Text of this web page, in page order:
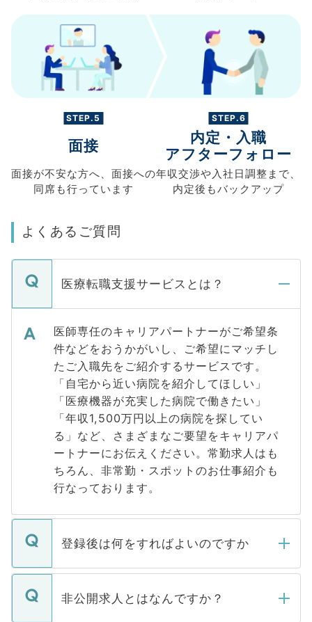
STEP.5
面接
面接が不安な方へ、 面接への
同席も行っています
STEP.6
内定・入職
アフターフォロー
年収交渉や入社日調整まで、
内定後もバックアップ
よくあるご質問
医療転職支援サービスとは？
医師専任のキャリアパートナーがご希望条
件などをおうかがいし、ご希望にマッチし
たご入職先をご紹介するサービスです。
「自宅から近い病院を紹介してほしい」
「医療機器が充実した病院で働きたい」
「年収1,500万円以上の病院を探してい
る」など、さまざまなご要望をキャリアパ
ートナーにお伝えください。常勤求人はも
ちろん、非常勤・スポットのお仕事紹介も
行なっております。
登録後は何をすればよいのですか
ご登録いただきましたら、弊社担当者がご
登録内容を確認し、その後メールもしくは
非公開求人とはなんですか？